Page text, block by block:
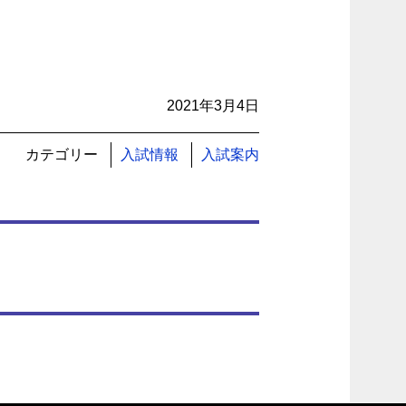
2021年3月4日
カテゴリー 入試情報 入試案内